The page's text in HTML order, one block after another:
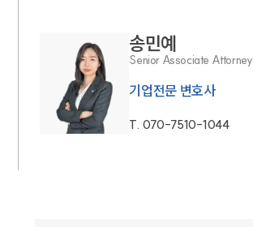
송민예
Senior Associate Attorney
기업전문 변호사
T. 070-7510-1044